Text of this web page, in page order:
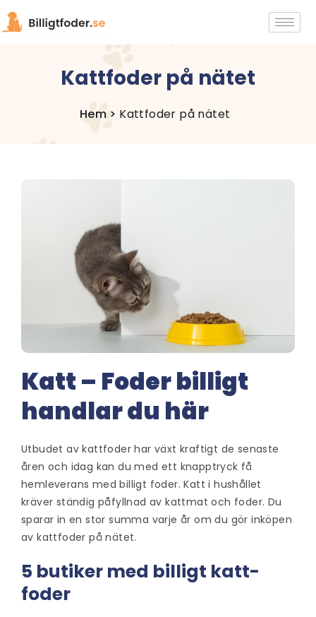
Kattfoder på nätet
Hem > Kattfoder på nätet
Katt – Foder billigt
handlar du här
Utbudet av kattfoder har växt kraftigt de senaste
åren och idag kan du med ett knapptryck få
hemleverans med billigt foder. Katt i hushållet
kräver ständig påfyllnad av kattmat och foder. Du
sparar in en stor summa varje år om du gör inköpen
av kattfoder på nätet.
5 butiker med billigt katt-
foder